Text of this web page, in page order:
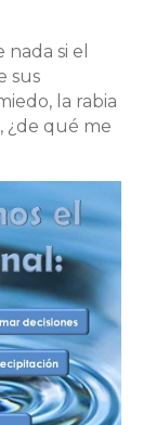
si el
sus
la rabia
¿de qué me